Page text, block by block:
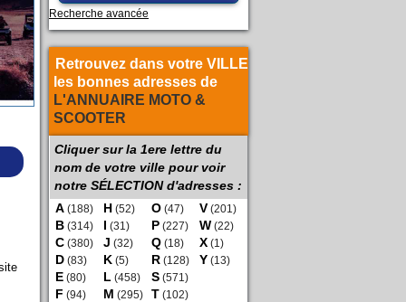
Recherche avancée
Retrouvez dans votre VILLE
les bonnes adresses de
L'ANNUAIRE MOTO &
SCOOTER
Cliquer sur la 1ere lettre du
nom de votre ville pour voir
notre SÉLECTION d'adresses :
A (188)
B (314)
C (380)
D (83)
E (80)
F (94)
H (52)
I (31)
J (32)
K (5)
L (458)
M (295)
O (47)
P (227)
Q (18)
R (128)
S (571)
T (102)
V (201)
W (22)
X (1)
Y (13)